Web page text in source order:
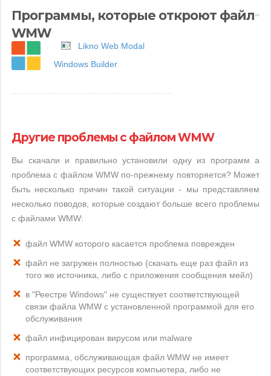
Программы, которые откроют файл
WMW
Likno Web Modal
Windows Builder
Другие проблемы с файлом WMW
Вы скачали и правильно установили одну из программ а
проблема с файлом WMW по-прежнему повторяется? Может
быть несколько причин такой ситуации - мы представляем
несколько поводов, которые создают больше всего проблемы
с файлами WMW:
файл WMW которого касается проблема поврежден
файл не загружен полностью (скачать еще раз файл из
того же источника, либо с приложения сообщения мейл)
в "Реестре Windows" не существует соответствующей
связи файла WMW с установленной программой для его
обслуживания
файл инфицирован вирусом или malware
программа, обслуживающая файл WMW не имеет
соответствующих ресурсов компьютера, либо не